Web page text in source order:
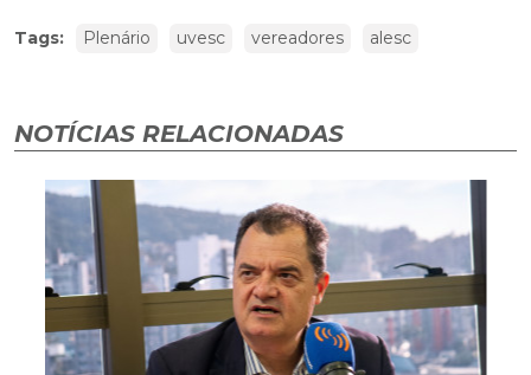
Tags: Plenário uvesc vereadores alesc
NOTÍCIAS RELACIONADAS